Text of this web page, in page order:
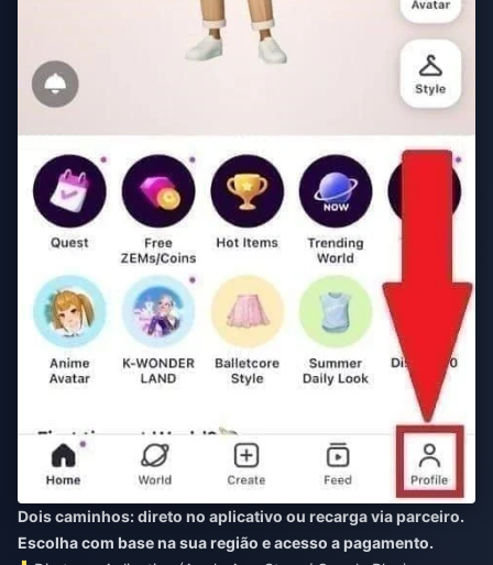
Dois caminhos: direto no aplicativo ou recarga via parceiro.
Escolha com base na sua região e acesso a pagamento.